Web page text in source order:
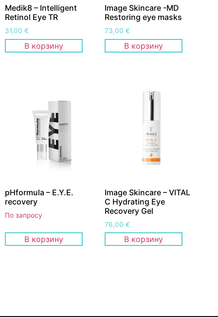
Medik8 – Intelligent
Retinol Eye TR
31,00 €
В корзину
Image Skincare -MD
Restoring eye masks
73,00€
В корзину
pHformula – E.Y.E.
recovery
По запросу
В корзину
Image Skincare – VITAL
C Hydrating Eye
Recovery Gel
76,00€
В корзину